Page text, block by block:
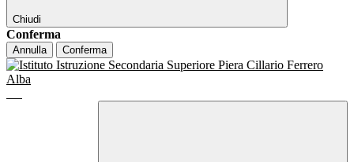
Chiudi
Conferma
Annulla Conferma